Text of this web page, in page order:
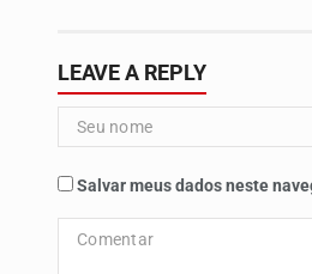
LEAVE A REPLY
Salvar meus dados neste